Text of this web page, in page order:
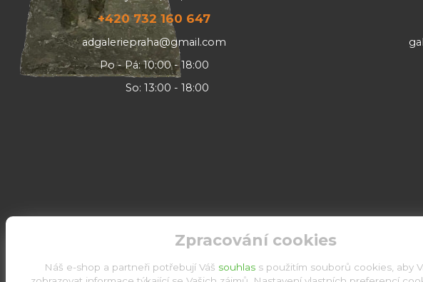
+420 732 160 647
adgaleriepraha@gmail.com
Po - Pá: 10:00 - 18:00
So: 13:00 - 18:00
Zpracování cookies
Náš e-shop a partneři potřebují Váš souhlas s použitím souborů cookies, aby